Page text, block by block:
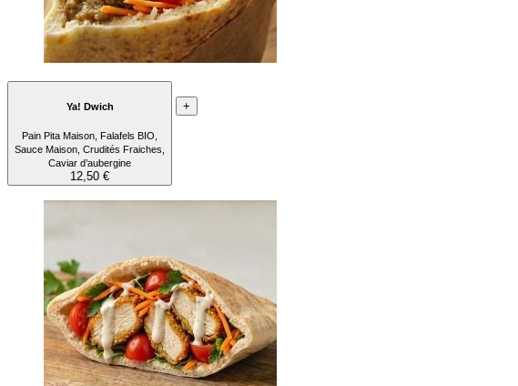
Ya! Dwich
Pain Pita Maison, Falafels BIO,
Sauce Maison, Crudités Fraiches,
Caviar d’aubergine
12,50 €
+